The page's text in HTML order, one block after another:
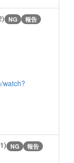
NG 報告
watch?
NG 報告